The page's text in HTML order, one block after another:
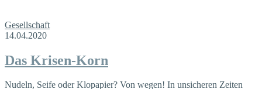
Gesellschaft
14.04.2020
Das Krisen-Korn
Nudeln, Seife oder Klopapier? Von wegen! In unsicheren Zeiten